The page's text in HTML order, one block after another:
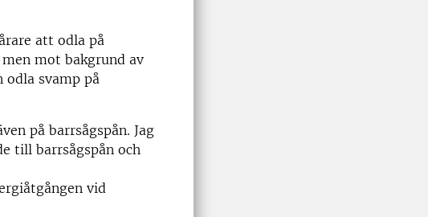
att odla på
mot bakgrund av
odla svamp på
på barrsågspån. Jag
till barrsågspån och
vid